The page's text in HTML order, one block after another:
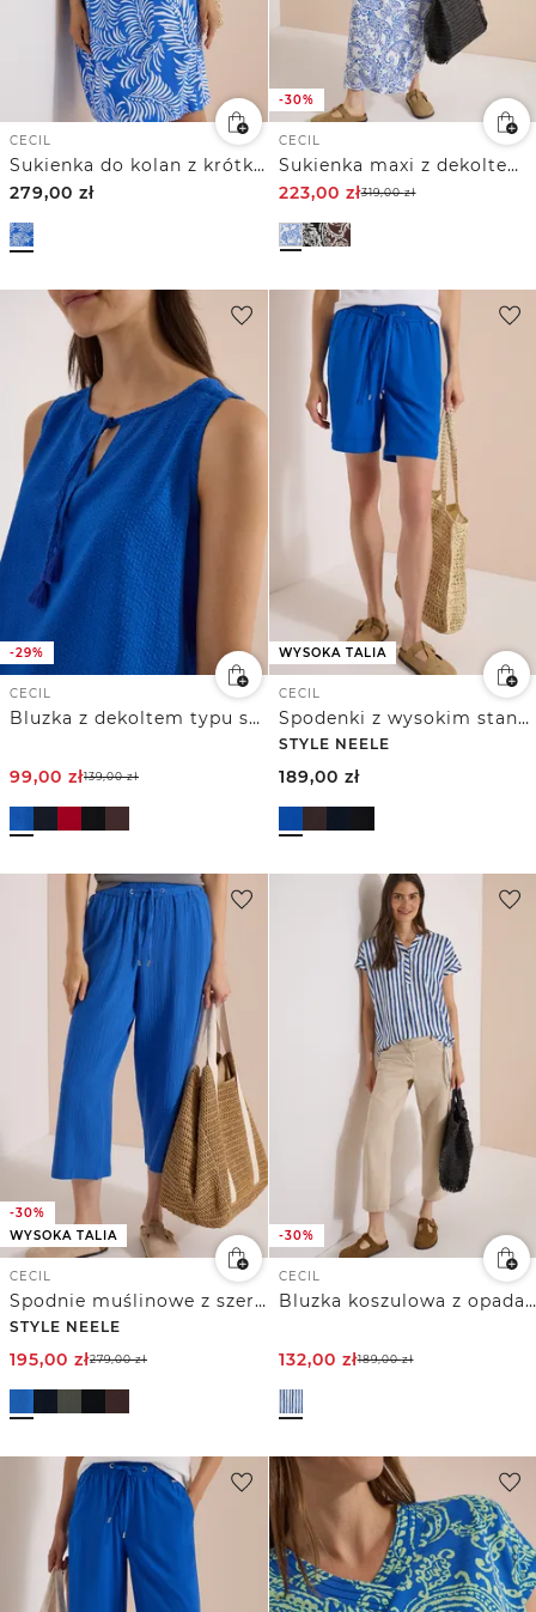
CECIL
Sukienka do kolan z krótkimi rękawami
279,00 zł
-30%
CECIL
Sukienka maxi z dekoltem w szpic i nadrukiem
223,00 zł319,00zł
-29%
CECIL
Bluzka z dekoltem typu split neck i wiązaniami
99,00 zł139,00zł
WYSOKA TALIA
CECIL
Spodenki z wysokim stanem i szerokimi nogawkami w kroju Loose Fit
STYLE NEELE
189,00 zł
-30%
WYSOKA TALIA
CECIL
Spodnie muślinowe z szerokimi nogawkami 7/8
STYLE NEELE
195,00 zł279,00zł
-30%
CECIL
Bluzka koszulowa z opadającymi ramionami w paski
132,00 zł189,00zł